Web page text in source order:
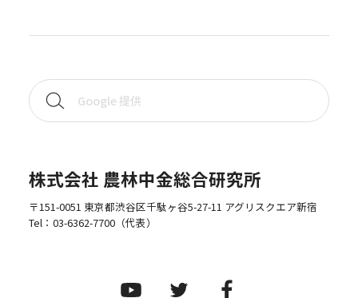
株式会社 農林中金総合研究所
〒151-0051 東京都渋谷区千駄ヶ谷5-27-11 アグリスクエア新宿
Tel： 03-6362-7700（代表）